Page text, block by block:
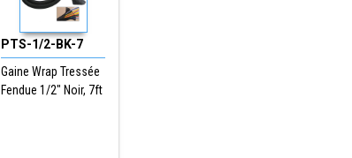
PTS-1/2-BK-7
Gaine Wrap Tressée
Fendue 1/2" Noir, 7ft